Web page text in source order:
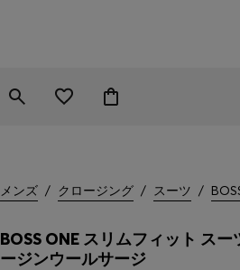
メンズ / クロージング / スーツ /
BOSS ONE スリムフィット ス
ージンウールサージ